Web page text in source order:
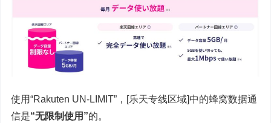
使用“Rakuten UN-LIMIT”，[乐天专线区域]中的蜂窝数据通
信是“无限制使用”的。